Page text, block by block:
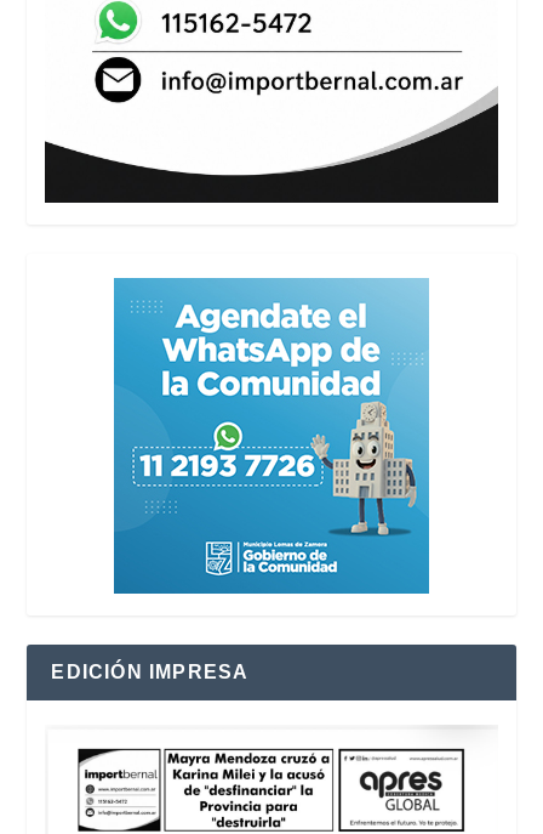
EDICIÓN IMPRESA